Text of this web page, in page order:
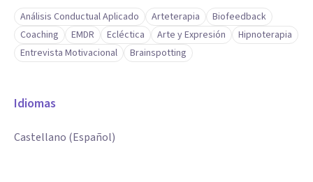
Análisis Conductual Aplicado Arteterapia
Biofeedback
Coaching
EMDR Ecléctica Arte y Expresión
Hipnoterapia
Entrevista Motivacional
Brainspotting
Idiomas
Castellano (Español)